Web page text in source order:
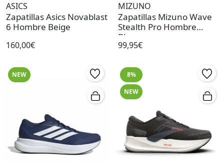
ASICS
Zapatillas Asics Novablast
6 Hombre Beige
160,00€
MIZUNO
Zapatillas Mizuno Wave
Stealth Pro Hombre
Blanco
99,95€
NEW
8%
NEW